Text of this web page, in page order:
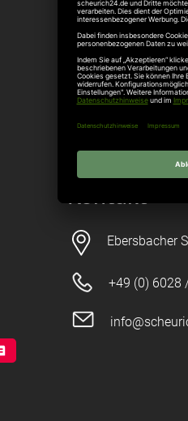
Federanfrage
Toraufmaß
Montageanleitungen
Brandschutztüren
Kontakt
Ebersbacher
+49 (0) 6028